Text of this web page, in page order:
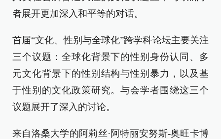
者展开更加深入和平等的对话。
首届“文化、性别与全球化”跨学科论坛主要关注
三个议题：全球化背景下的性别身份认同、多
元文化背景下的性别结构与性别暴力，以及基
于性别的文化政策研究。与会学者围绕这三个
议题展开了深入的讨论。
来自洛桑大学的阿莉丝·阿特丽安努斯-奥旺卡博